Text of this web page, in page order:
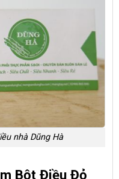
nhà Dũng Hà
Bột Điều Đỏ